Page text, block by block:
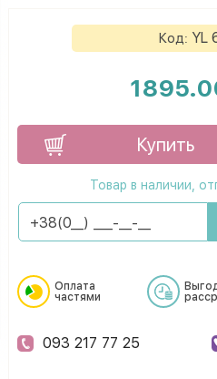
Код: YL
Купить
Товар в наличии,
Оплата
частями
093 217 77 25